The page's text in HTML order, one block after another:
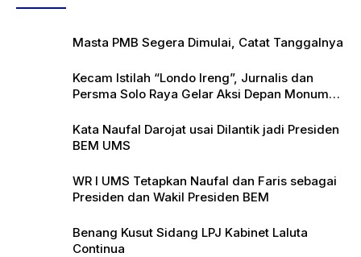
Masta PMB Segera Dimulai, Catat Tanggalnya
Kecam Istilah “Londo Ireng”, Jurnalis dan
Persma Solo Raya Gelar Aksi Depan Monumen
Kata Naufal Darojat usai Dilantik jadi Presiden
BEM UMS
WR I UMS Tetapkan Naufal dan Faris sebagai
Presiden dan Wakil Presiden BEM
Benang Kusut Sidang LPJ Kabinet Laluta
Continua